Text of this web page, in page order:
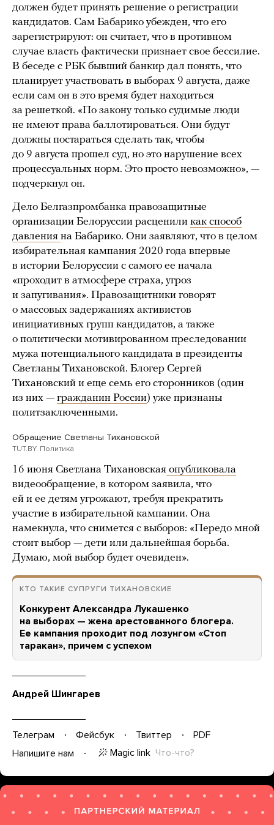
должен будет принять решение о регистрации
кандидатов. Сам Бабарико убежден, что его
зарегистрируют: он считает, что в противном
случае власть фактически признает свое бессилие.
В беседе с РБК бывший банкир дал понять, что
планирует участвовать в выборах 9 августа, даже
если сам он в это время будет находиться
за решеткой. «По закону только судимые люди
не имеют права баллотироваться. Они будут
должны постараться сделать так, чтобы
до 9 августа прошел суд, но это нарушение всех
процессуальных норм. Это просто невозможно», —
подчеркнул он.
Дело Белгазпромбанка правозащитные
организации Белоруссии расценили как способ
давления на Бабарико. Они заявляют, что в целом
избирательная кампания 2020 года впервые
в истории Белоруссии с самого ее начала
«проходит в атмосфере страха, угроз
и запугивания». Правозащитники говорят
о массовых задержаниях активистов
инициативных групп кандидатов, а также
о политически мотивированном преследовании
мужа потенциального кандидата в президенты
Светланы Тихановской. Блогер Сергей
Тихановский и еще семь его сторонников (один
из них — гражданин России) уже признаны
политзаключенными.
Обращение Светланы Тихановской
TUT.BY. Политика
16 июня Светлана Тихановская опубликовала
видеообращение, в котором заявила, что
ей и ее детям угрожают, требуя прекратить
участие в избирательной кампании. Она
намекнула, что снимется с выборов: «Передо мной
стоит выбор — дети или дальнейшая борьба.
Думаю, мой выбор будет очевиден».
КТО ТАКИЕ СУПРУГИ ТИХАНОВСКИЕ
Конкурент Александра Лукашенко
на выборах — жена арестованного блогера.
Ее кампания проходит под лозунгом «Стоп
таракан», причем с успехом
Андрей Шингарев
Телеграм Фейсбук Твиттер
PDF
Напишите нам
Magic link Что-что?